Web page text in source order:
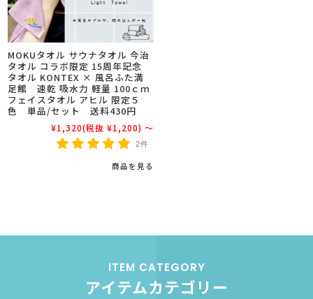
MOKUタオル サウナタオル 今治
タオル コラボ限定 15周年記念
タオル KONTEX × 風呂ふた満
足館 速乾 吸水力 軽量 100ｃｍ
フェイスタオル アヒル 限定５
色 単品/セット 送料430円
¥1,320(税抜 ¥1,200) ～
2件
商品を見る
ITEM CATEGORY
アイテムカテゴリー